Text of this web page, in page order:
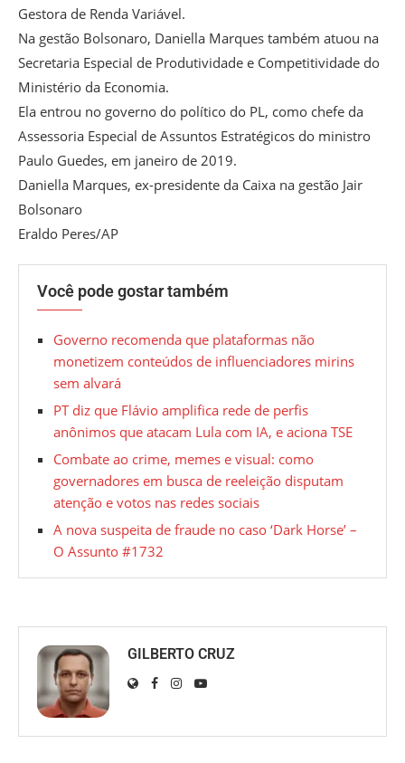
Gestora de Renda Variável.
Na gestão Bolsonaro, Daniella Marques também atuou na
Secretaria Especial de Produtividade e Competitividade do
Ministério da Economia.
Ela entrou no governo do político do PL, como chefe da
Assessoria Especial de Assuntos Estratégicos do ministro
Paulo Guedes, em janeiro de 2019.
Daniella Marques, ex-presidente da Caixa na gestão Jair
Bolsonaro
Eraldo Peres/AP
Você pode gostar também
Governo recomenda que plataformas não
monetizem conteúdos de influenciadores mirins
sem alvará
PT diz que Flávio amplifica rede de perfis
anônimos que atacam Lula com IA, e aciona TSE
Combate ao crime, memes e visual: como
governadores em busca de reeleição disputam
atenção e votos nas redes sociais
A nova suspeita de fraude no caso ‘Dark Horse’ –
O Assunto #1732
GILBERTO CRUZ